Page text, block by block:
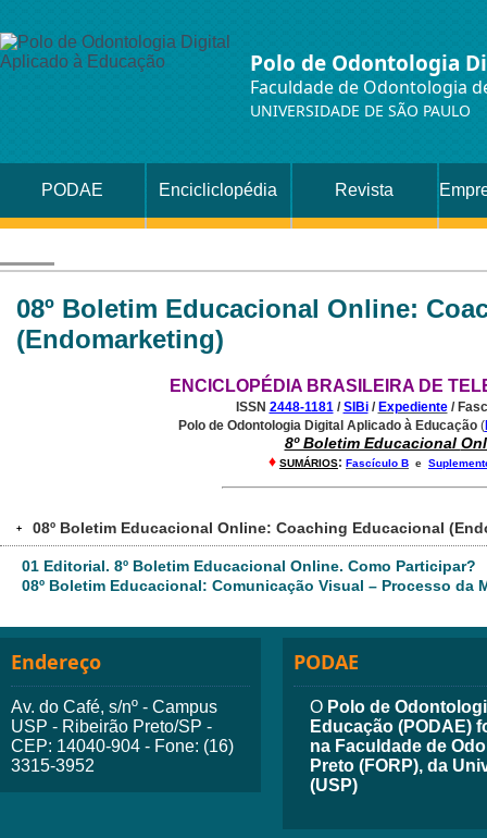
Polo de Odontologia
Faculdade de Odontologia
UNIVERSIDADE DE SÃO PAULO
PODAE Encicliclopédia Revista
08º Boletim Educacional Online:
(Endomarketing)
ENCICLOPÉDIA BRASILEIRA DE
ISSN 2448-1181/SIBi/ Expediente/
Polo de Odontologia Digital Aplicado à Educação (
8º Boletim Educacional
♦ SUMÁRIOS: Fascículo B e
+ 08º Boletim Educacional Online: Coaching Educacional
01 Editorial. 8º Boletim Educacional Online. Como Participar?
08º Boletim Educacional: Comunicação Visual – Processo da
Endereço
Av. do Café, s/nº - Campus
USP - Ribeirão Preto/SP -
CEP: 14040-904 - Fone: (16)
3315-3952
PODAE
O Polo de
Educação (PODAE)
na Faculdade de
Preto (FORP), da
(USP)